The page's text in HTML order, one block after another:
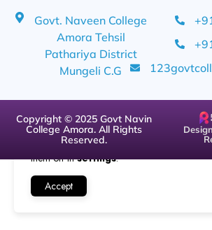
Govt. Naveen College
Amora Tehsil
Pathariya District
Mungeli C.G
Copyright © 2025 Govt Navin
College Amora. All Rights
Reserved.
We are using cookies to give you the best
website.
You can find out more about which cookies
them off insettings.
Accept